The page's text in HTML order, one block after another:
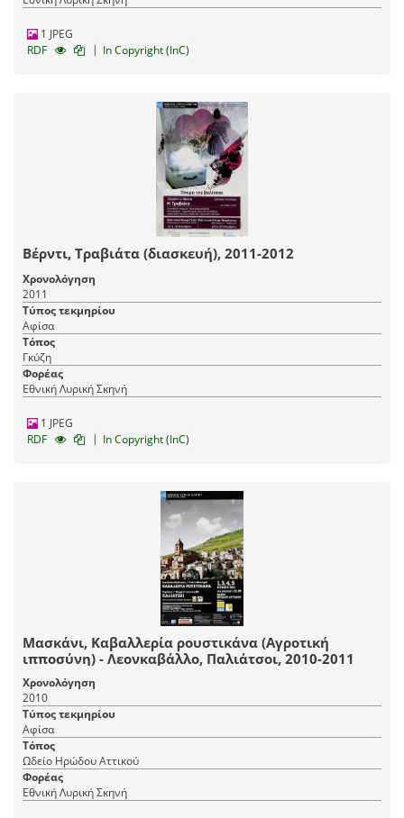
1 JPEG
RDF
| In Copyright (InC)
Βέρντι, Τραβιάτα (διασκευή), 2011-2012
Χρονολόγηση
2011
Τύπος τεκμηρίου
Αφίσα
Τόπος
Γκύζη
Φορέας
Εθνική Λυρική Σκηνή
1 JPEG
RDF
| In Copyright (InC)
Μασκάνι, Καβαλλερία ρουστικάνα (Αγροτική
ιπποσύνη) - Λεονκαβάλλο, Παλιάτσοι, 2010-2011
Χρονολόγηση
2010
Τύπος τεκμηρίου
Αφίσα
Τόπος
Ωδείο Ηρώδου Αττικού
Φορέας
Εθνική Λυρική Σκηνή